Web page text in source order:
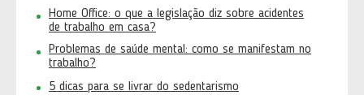
Home Office: o que a legislação diz sobre acidentes
de trabalho em casa?
Problemas de saúde mental: como se manifestam no
trabalho?
5 dicas para se livrar do sedentarismo